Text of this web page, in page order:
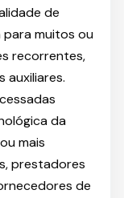
de
muitos ou
recorrentes,
auxiliares.
da
mais
prestadores
de